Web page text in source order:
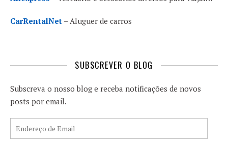
CarRentalNet – Aluguer de carros
SUBSCREVER O BLOG
Subscreva o nosso blog e receba notificações de novos
posts por email.
Endereço de Email